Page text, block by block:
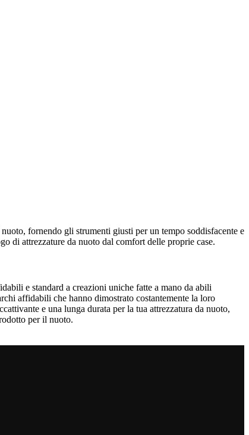
fornendo gli strumenti giusti per un tempo soddisfacente e
di attrezzature da nuoto dal comfort delle proprie case.
e standard a creazioni uniche fatte a mano da abili
affidabili che hanno dimostrato costantemente la loro
e una lunga durata per la tua attrezzatura da nuoto,
per il nuoto.